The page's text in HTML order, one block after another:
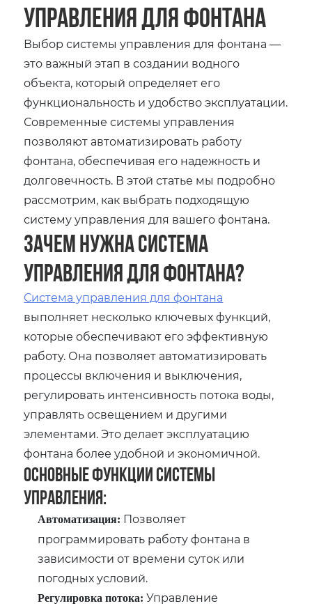
управления для фонтана
Выбор системы управления для фонтана —
это важный этап в создании водного
объекта, который определяет его
функциональность и удобство эксплуатации.
Современные системы управления
позволяют автоматизировать работу
фонтана, обеспечивая его надежность и
долговечность. В этой статье мы подробно
рассмотрим, как выбрать подходящую
систему управления для вашего фонтана.
Зачем нужна система
управления для фонтана?
Система управления для фонтана
выполняет несколько ключевых функций,
которые обеспечивают его эффективную
работу. Она позволяет автоматизировать
процессы включения и выключения,
регулировать интенсивность потока воды,
управлять освещением и другими
элементами. Это делает эксплуатацию
фонтана более удобной и экономичной.
Основные функции системы
управления:
Автоматизация: Позволяет
программировать работу фонтана в
зависимости от времени суток или
погодных условий.
Регулировка потока: Управление